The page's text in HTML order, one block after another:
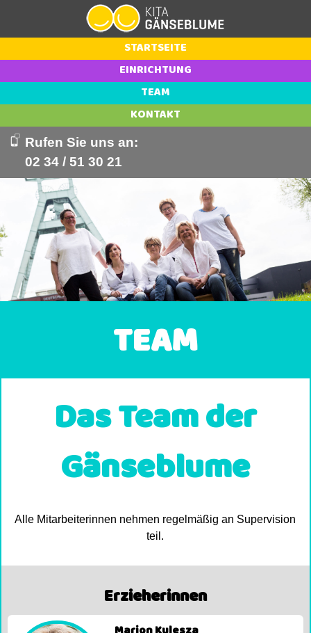
STARTSEITE
EINRICHTUNG
TEAM
KONTAKT
Rufen Sie uns an:
02 34 / 51 30 21
TEAM
Das Team der
Gänseblume
Alle Mitarbeiterinnen nehmen regelmäßig an Supervision
teil.
Erzieherinnen